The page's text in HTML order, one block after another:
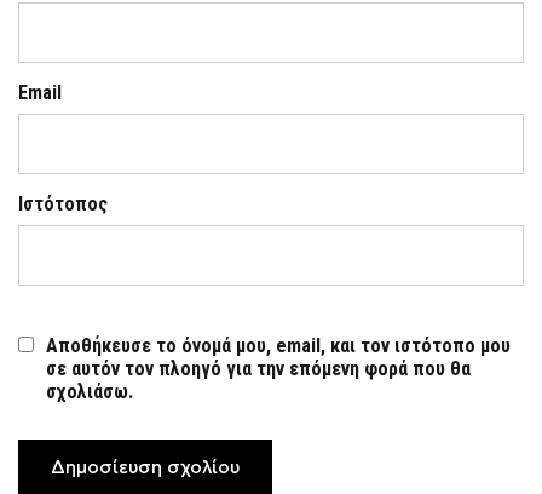
Email
Ιστότοπος
Αποθήκευσε το όνομά μου, email, και τον ιστότοπο μου
σε αυτόν τον πλοηγό για την επόμενη φορά που θα
σχολιάσω.